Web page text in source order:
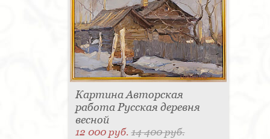
Картина Авторская
работа Русская деревня
весной
12 000 руб.14 400 руб.